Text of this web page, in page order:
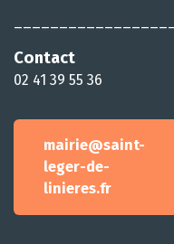
Contact
02 41 39 55 36
mairie@saint-
leger-de-
linieres.fr